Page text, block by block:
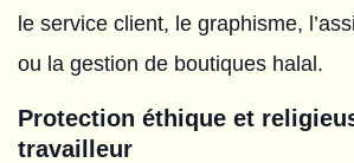
le service client, le graphisme,
ou la gestion de boutiques halal.
Protection éthique et
travailleur